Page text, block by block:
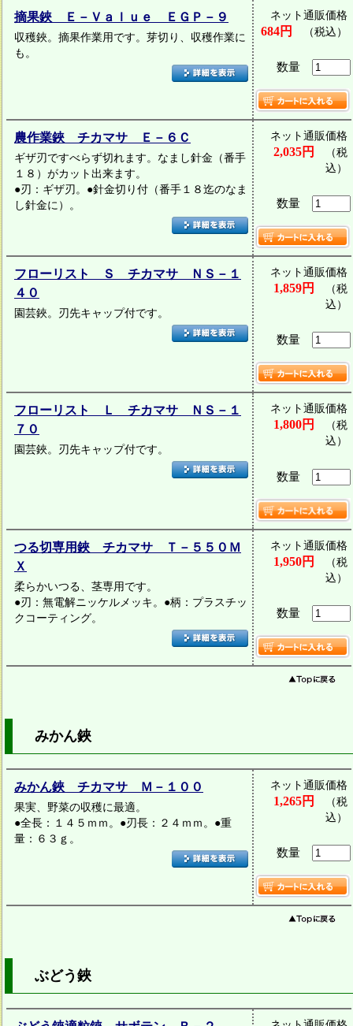
摘果鋏 Ｅ－Ｖａｌｕｅ ＥＧＰ－９
収穫鋏。摘果作業用です。芽切り、収穫作業に
も。
ネット通販価格
684円 （税込）
数量
農作業鋏 チカマサ Ｅ－６Ｃ
ギザ刃ですべらず切れます。なまし針金（番手
１８）がカット出来ます。
●刃：ギザ刃。●針金切り付（番手１８迄のなま
し針金に）。
ネット通販価格
2,035円
（税
込）
数量
フローリスト Ｓ チカマサ ＮＳ－１
４０
園芸鋏。刃先キャップ付です。
ネット通販価格
1,859円
（税
込）
数量
フローリスト Ｌ チカマサ ＮＳ－１
７０
園芸鋏。刃先キャップ付です。
ネット通販価格
1,800円
（税
込）
数量
つる切専用鋏 チカマサ Ｔ－５５０Ｍ
Ｘ
柔らかいつる、茎専用です。
●刃：無電解ニッケルメッキ。●柄：プラスチッ
クコーティング。
ネット通販価格
1,950円
（税
込）
数量
みかん鋏
みかん鋏 チカマサ Ｍ－１００
果実、野菜の収穫に最適。
●全長：１４５ｍｍ。●刃長：２４ｍｍ。●重
量：６３ｇ。
ネット通販価格
1,265円
（税
込）
数量
ぶどう鋏